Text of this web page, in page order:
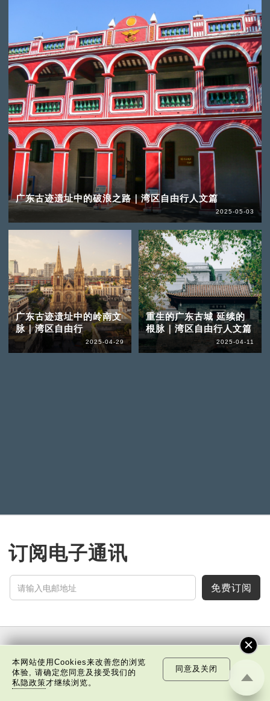
广东古迹遗址中的破浪之路｜湾区自由行人文篇
2025-05-03
广东古迹遗址中的岭南文
脉｜湾区自由行
2025-04-29
重生的广东古城 延续的
根脉｜湾区自由行人文篇
2025-04-11
订阅电子通讯
免费订阅
通识中国 非凡人事
文化精华 焦点纵览 名家观点 国情专题
本网站使用Cookies来改善您的浏览
体验, 请确定您同意及接受我们的
私隐政策才继续浏览。
同意及关闭